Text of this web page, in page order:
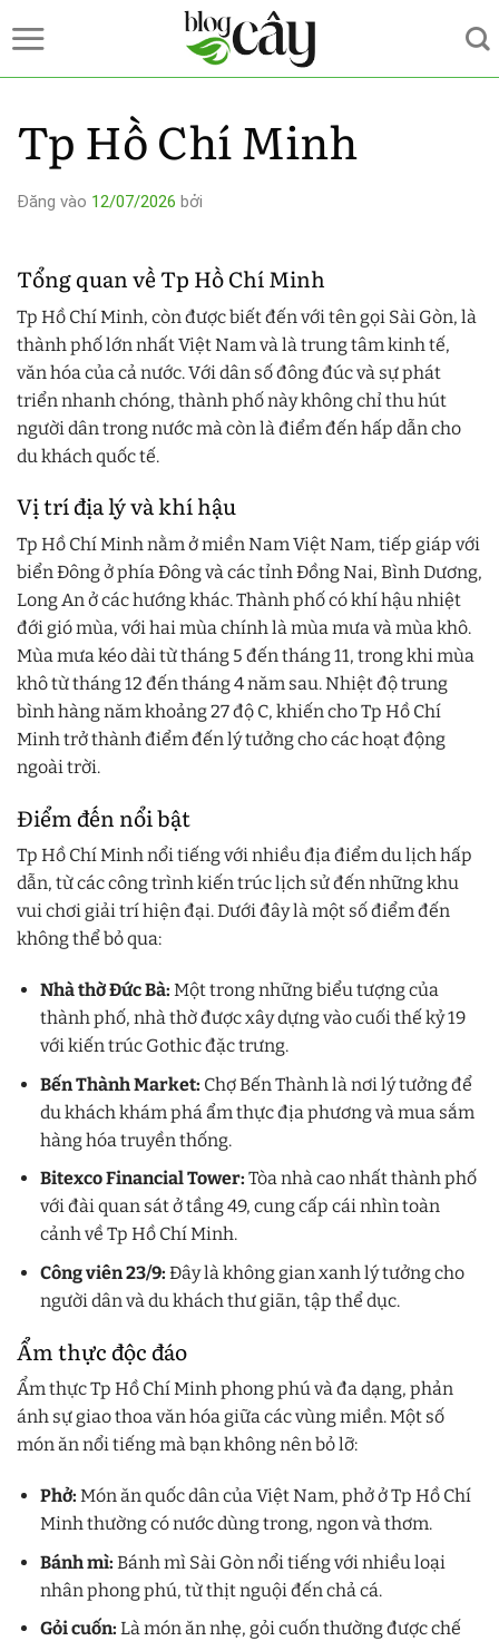
qua
Tp Hồ Chí Minh
Đăng vào 12/07/2026 bởi
Tổng quan về Tp Hồ Chí Minh
Tp Hồ Chí Minh, còn được biết đến với tên gọi Sài Gòn, là
thành phố lớn nhất Việt Nam và là trung tâm kinh tế,
văn hóa của cả nước. Với dân số đông đúc và sự phát
triển nhanh chóng, thành phố này không chỉ thu hút
người dân trong nước mà còn là điểm đến hấp dẫn cho
du khách quốc tế.
Vị trí địa lý và khí hậu
Tp Hồ Chí Minh nằm ở miền Nam Việt Nam, tiếp giáp với
biển Đông ở phía Đông và các tỉnh Đồng Nai, Bình Dương,
Long An ở các hướng khác. Thành phố có khí hậu nhiệt
đới gió mùa, với hai mùa chính là mùa mưa và mùa khô.
Mùa mưa kéo dài từ tháng 5 đến tháng 11, trong khi mùa
khô từ tháng 12 đến tháng 4 năm sau. Nhiệt độ trung
bình hàng năm khoảng 27 độ C, khiến cho Tp Hồ Chí
Minh trở thành điểm đến lý tưởng cho các hoạt động
ngoài trời.
Điểm đến nổi bật
Tp Hồ Chí Minh nổi tiếng với nhiều địa điểm du lịch hấp
dẫn, từ các công trình kiến trúc lịch sử đến những khu
vui chơi giải trí hiện đại. Dưới đây là một số điểm đến
không thể bỏ qua:
Nhà thờ Đức Bà: Một trong những biểu tượng của
thành phố, nhà thờ được xây dựng vào cuối thế kỷ 19
với kiến trúc Gothic đặc trưng.
Bến Thành Market: Chợ Bến Thành là nơi lý tưởng để
du khách khám phá ẩm thực địa phương và mua sắm
hàng hóa truyền thống.
Bitexco Financial Tower: Tòa nhà cao nhất thành phố
với đài quan sát ở tầng 49, cung cấp cái nhìn toàn
cảnh về Tp Hồ Chí Minh.
Công viên 23/9: Đây là không gian xanh lý tưởng cho
người dân và du khách thư giãn, tập thể dục.
Ẩm thực độc đáo
Ẩm thực Tp Hồ Chí Minh phong phú và đa dạng, phản
ánh sự giao thoa văn hóa giữa các vùng miền. Một số
món ăn nổi tiếng mà bạn không nên bỏ lỡ:
Phở: Món ăn quốc dân của Việt Nam, phở ở Tp Hồ Chí
Minh thường có nước dùng trong, ngon và thơm.
Bánh mì: Bánh mì Sài Gòn nổi tiếng với nhiều loại
nhân phong phú, từ thịt nguội đến chả cá.
Gỏi cuốn: Là món ăn nhẹ, gỏi cuốn thường được chế